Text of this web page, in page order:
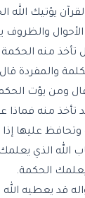
يؤتيك الله
والظروف
تأخذ منه
والمفردة قال
ومن يؤت
منه فماذا
عليها إذا
الله الذي
الحكمة.
قد يعطيه